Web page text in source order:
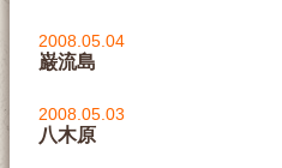
2008.05.04
巌流島
2008.05.03
八木原